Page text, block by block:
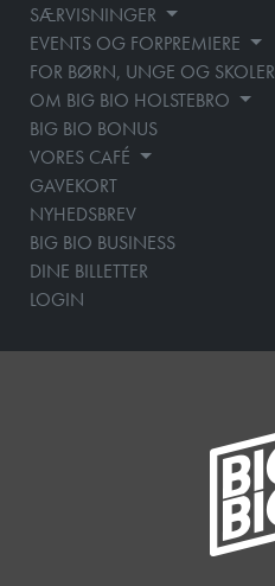
SÆRVISNINGER
EVENTS OG FORPREMIERE
FOR BØRN, UNGE OG SKOLER
OM BIG BIO HOLSTEBRO
BIG BIO BONUS
VORES CAFÉ
GAVEKORT
NYHEDSBREV
BIG BIO BUSINESS
DINE BILLETTER
LOGIN